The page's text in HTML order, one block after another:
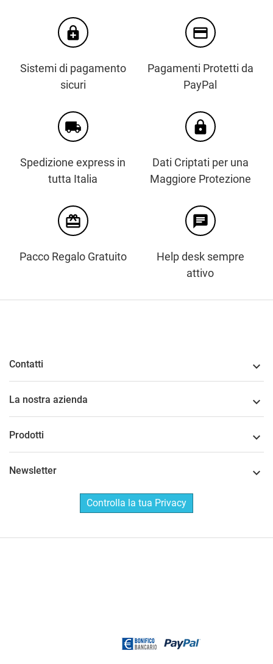
enhanced_encryption
Sistemi di pagamento
sicuri
credit_card
Pagamenti Protetti da
PayPal
local_shipping
Spedizione express in
tutta Italia
https
Dati Criptati per una
Maggiore Protezione
card_giftcard
Pacco Regalo Gratuito
chat
Help desk sempre
attivo
Contatti 
La nostra azienda 
Prodotti 
Newsletter 
Controlla la tua Privacy